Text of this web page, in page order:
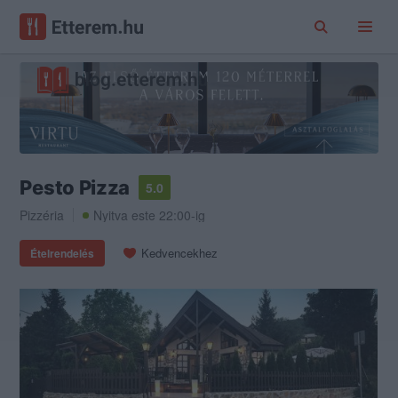
Pesto Pizza
5.0
Pizzéria
Nyitva este 22:00-ig
Ételrendelés Kedvencekhez